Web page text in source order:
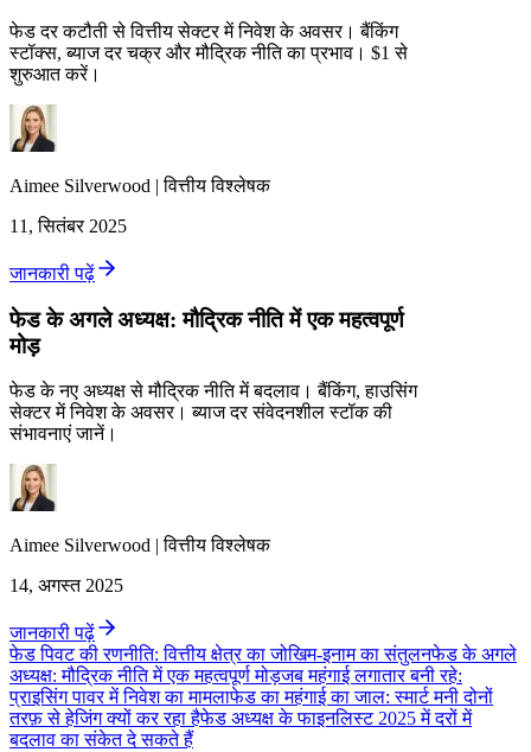
फेड दर कटौती से वित्तीय सेक्टर में निवेश के अवसर। बैंकिंग
स्टॉक्स, ब्याज दर चक्र और मौद्रिक नीति का प्रभाव। $1 से
शुरुआत करें।
Aimee Silverwood |वित्तीय विश्लेषक
11, सितंबर 2025
जानकारी पढ़ें
फेड के अगले अध्यक्ष: मौद्रिक नीति में एक महत्वपूर्ण
मोड़
फेड के नए अध्यक्ष से मौद्रिक नीति में बदलाव। बैंकिंग, हाउसिंग
सेक्टर में निवेश के अवसर। ब्याज दर संवेदनशील स्टॉक की
संभावनाएं जानें।
Aimee Silverwood |वित्तीय विश्लेषक
14, अगस्त 2025
जानकारी पढ़ें
फेड पिवट की रणनीति: वित्तीय क्षेत्र का जोखिम-इनाम का संतुलनफेड के अगले
अध्यक्ष: मौद्रिक नीति में एक महत्वपूर्ण मोड़जब महंगाई लगातार बनी रहे:
प्राइसिंग पावर में निवेश का मामलाफेड का महंगाई का जाल: स्मार्ट मनी दोनों
तरफ़ से हेजिंग क्यों कर रहा हैफेड अध्यक्ष के फाइनलिस्ट 2025 में दरों में
बदलाव का संकेत दे सकते हैं